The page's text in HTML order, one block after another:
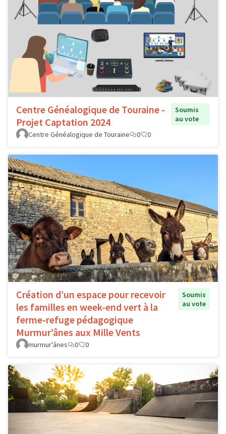
Centre Généalogique de Touraine -
Projet Captation 2024
Soumis
au vote
Centre Généalogique de Touraine
0 0
Création d’un espace pour recevoir
les familles en week-end vert à la
ferme-refuge pédagogique
Murmur’ânes aux Mille Vents
Soumis
au vote
murmur'ânes 0 0